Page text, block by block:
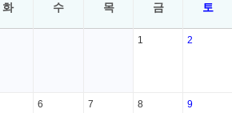
화 수 목 금 토
1 2
6 7 8 9